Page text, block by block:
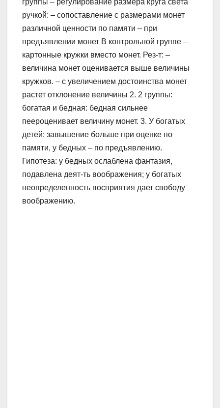
группы – регулирование размера круга света
ручкой: – сопоставление с размерами монет
различной ценности по памяти – при
предъявлении монет В контрольной группе –
картонные кружки вместо монет. Рез-т: –
величина монет оценивается выше величины
кружков. – с увеличением достоинства монет
растет отклонение величины 2. 2 группы:
богатая и бедная: бедная сильнее
пеероценивает величину монет. 3. У богатых
детей: завышение больше при оценке по
памяти, у бедных – по предъявлению.
Гипотеза: у бедных ослаблена фантазия,
подавлена деят-ть воображения; у богатых
неопределенность восприятия дает свободу
воображению.